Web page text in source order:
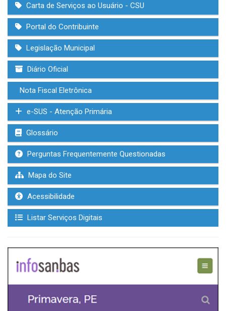
Carta de Serviços ao Usuário - CSU
Portal do Contribuinte
Legislação Municipal
Diário Oficial
Nota Fiscal Eletrônica
e-SUS - Atenção Primária
Glossário
Perguntas Frequentemente Questionadas
Mapa do Site
Acessibilidade
Listar Serviços Digitais